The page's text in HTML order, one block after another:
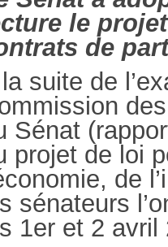
le
de
suite de
Sénat
projet de loi
de
sénateurs
1er et 2 avril